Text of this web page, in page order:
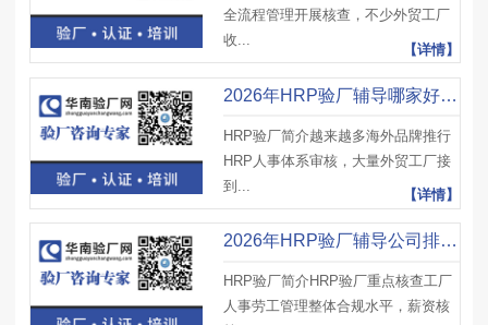
全流程管理开展核查，不少外贸工厂
收...
【详情】
2026年HRP验厂辅导哪家好这份名单收好
HRP验厂简介越来越多海外品牌推行
HRP人事体系审核，大量外贸工厂接
到...
【详情】
2026年HRP验厂辅导公司排名前五都在这里
HRP验厂简介HRP验厂重点核查工厂
人事劳工管理整体合规水平，薪资核